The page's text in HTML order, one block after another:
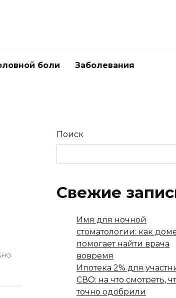
боли Заболевания
Поиск
Свежие
Имя для ночной
стоматологии: как
помогает найти врача
вовремя
Ипотека 2% для
СВО: на что смотреть,
точно одобрили